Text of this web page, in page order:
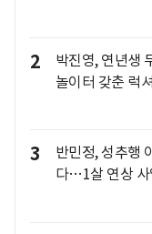
2
박진영, 연년생
놀이터 갖춘 럭
3
반민정, 성추행
다…1살 연상 사